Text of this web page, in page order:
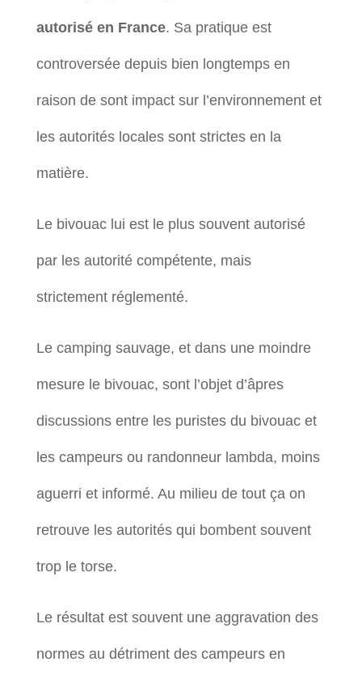
autorisé en France. Sa pratique est
controversée depuis bien longtemps en
raison de sont impact sur l’environnement et
les autorités locales sont strictes en la
matière.
Le bivouac lui est le plus souvent autorisé
par les autorité compétente, mais
strictement réglementé.
Le camping sauvage, et dans une moindre
mesure le bivouac, sont l’objet d’âpres
discussions entre les puristes du bivouac et
les campeurs ou randonneur lambda, moins
aguerri et informé. Au milieu de tout ça on
retrouve les autorités qui bombent souvent
trop le torse.
Le résultat est souvent une aggravation des
normes au détriment des campeurs en